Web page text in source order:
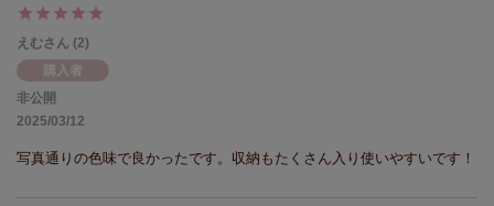
えむ
2
購入者
非公開
2025/03/12
写真通りの色味で良かったです。収納もたくさん入り使いやすいです！